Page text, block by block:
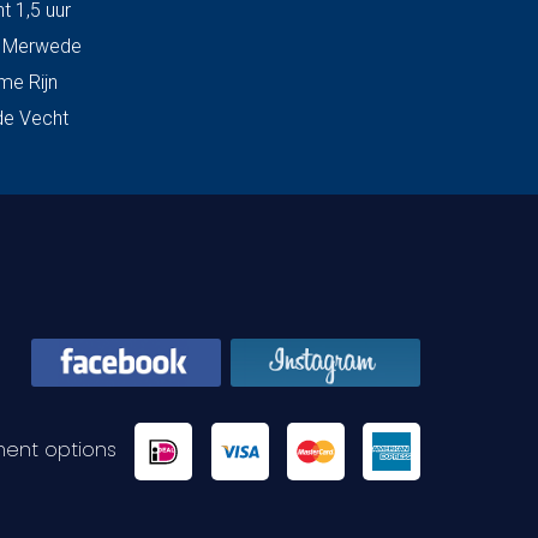
1,5 uur
Rijn
Vecht
options